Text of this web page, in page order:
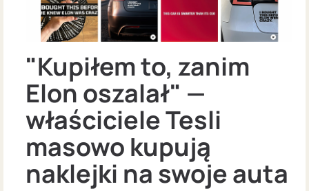
"Kupiłem to, zanim
Elon oszalał" —
właściciele Tesli
masowo kupują
naklejki na swoje auta